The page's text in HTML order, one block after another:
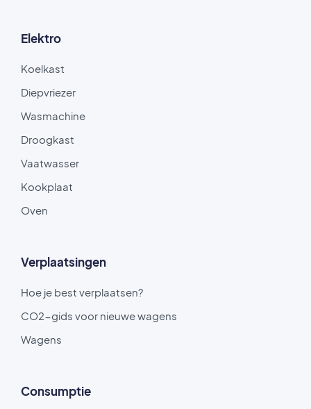
Elektro
Koelkast
Diepvriezer
Wasmachine
Droogkast
Vaatwasser
Kookplaat
Oven
Verplaatsingen
Hoe je best verplaatsen?
CO2-gids voor nieuwe wagens
Wagens
Consumptie